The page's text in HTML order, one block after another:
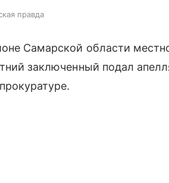
правда
Самарской области
заключенный подал